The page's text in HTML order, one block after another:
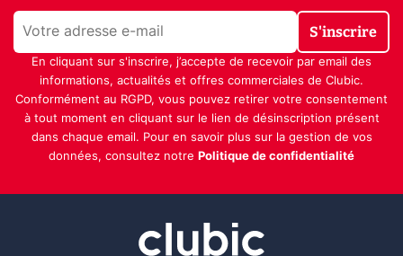
S'inscrire
En cliquant sur s'inscrire, j’accepte de recevoir par email des
informations, actualités et offres commerciales de Clubic.
Conformément au RGPD, vous pouvez retirer votre consentement
à tout moment en cliquant sur le lien de désinscription présent
dans chaque email. Pour en savoir plus sur la gestion de vos
données, consultez notre Politique de confidentialité